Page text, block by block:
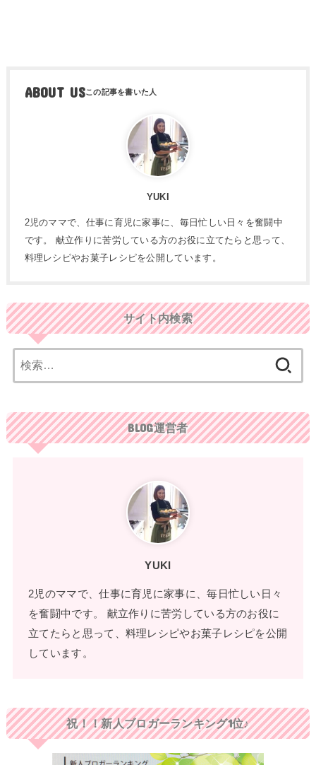
ABOUT US
YUKI
2児のママで、仕事に育児に家事に、毎日忙しい日々を奮闘中
です。 献立作りに苦労している方のお役に立てたらと思って、
料理レシピやお菓子レシピを公開しています。
サイト内検索
索:
BLOG運営者
YUKI
2児のママで、仕事に育児に家事に、毎日忙しい日々
を奮闘中です。 献立作りに苦労している方のお役に
立てたらと思って、料理レシピやお菓子レシピを公開
しています。
祝！！新人ブロガーランキング1位♪